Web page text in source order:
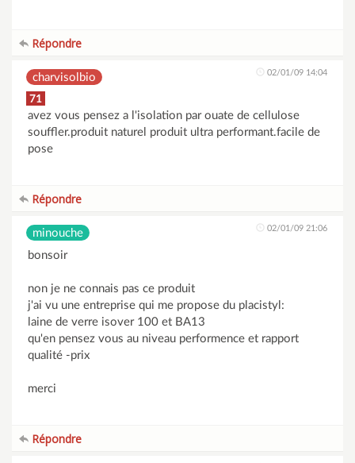
Répondre
charvisolbio 02/01/09 14:04
71
avez vous pensez a l'isolation par ouate de cellulose
souffler.produit naturel produit ultra performant.facile de
pose
Répondre
minouche 02/01/09 21:06
bonsoir
non je ne connais pas ce produit
j'ai vu une entreprise qui me propose du placistyl:
laine de verre isover 100 et BA13
qu'en pensez vous au niveau performence et rapport
qualité -prix
merci
Répondre